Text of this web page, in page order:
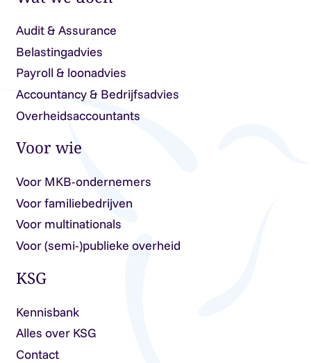
Audit & Assurance
Belastingadvies
Payroll & loonadvies
Accountancy & Bedrijfsadvies
Overheidsaccountants
Voor wie
Voor MKB-ondernemers
Voor familiebedrijven
Voor multinationals
Voor (semi-)publieke overheid
KSG
Kennisbank
Alles over KSG
Contact